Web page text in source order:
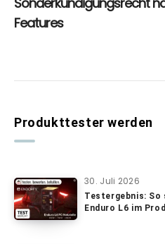
Produkttester werden
30. Juli 2026
Testergebnis: So
Enduro L6 im